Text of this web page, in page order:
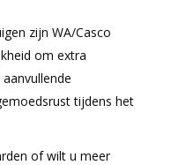
zijn WA/Casco
om extra
tijdens het
of wilt u meer